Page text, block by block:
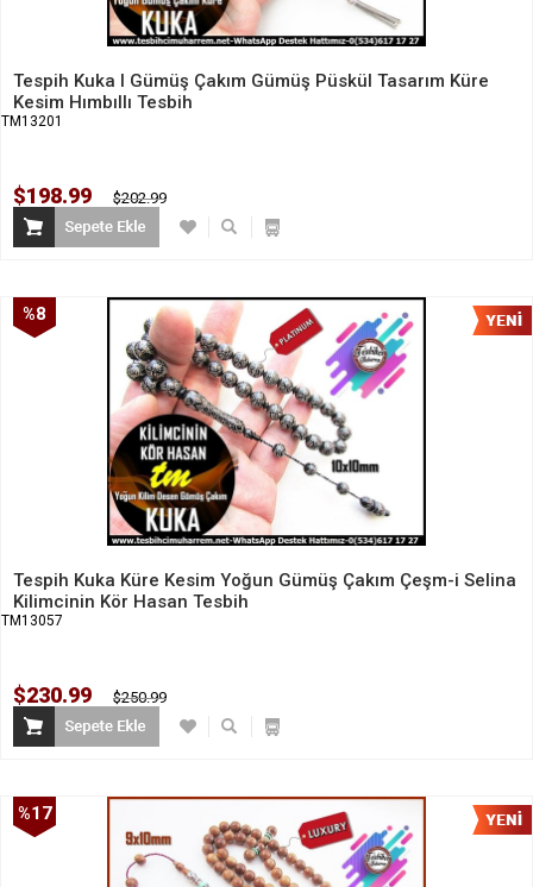
Tespih Kuka I Gümüş Çakım Gümüş Püskül Tasarım Küre
Kesim Hımbıllı Tesbih
TM13201
$198.99 $202.99
Tespih Kuka Küre Kesim Yoğun Gümüş Çakım Çeşm-i Selina
Kilimcinin Kör Hasan Tesbih
TM13057
$230.99 $250.99
%8
%17